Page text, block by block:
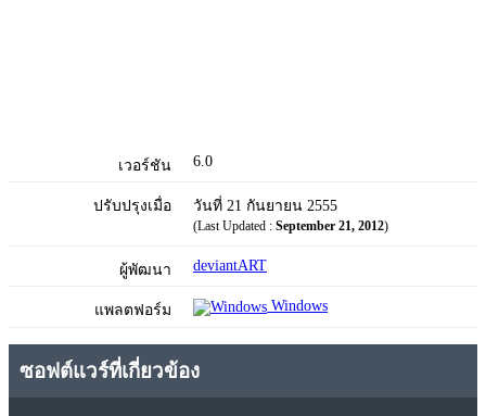
เวอร์ชัน 6.0
ปรับปรุงเมื่อ วันที่ 21 กันยายน 2555
(Last Updated : September 21, 2012)
ผู้พัฒนา deviantART
แพลตฟอร์ม Windows
ซอฟต์แวร์ที่เกี่ยวข้อง